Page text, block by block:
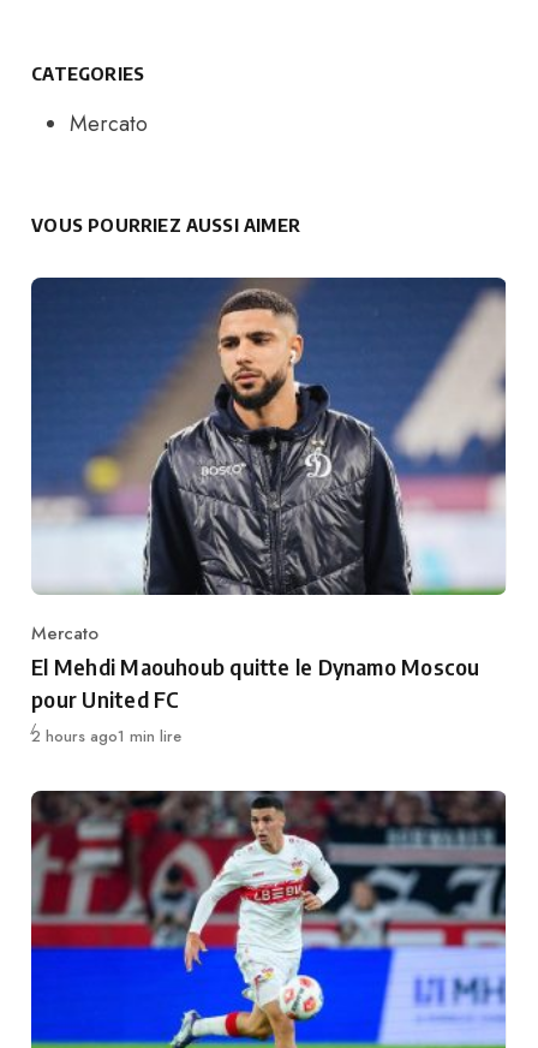
CATEGORIES
Mercato
VOUS POURRIEZ AUSSI AIMER
Category
Mercato
El Mehdi Maouhoub quitte le Dynamo Moscou
pour United FC
Publié
2 hours ago1 min lire